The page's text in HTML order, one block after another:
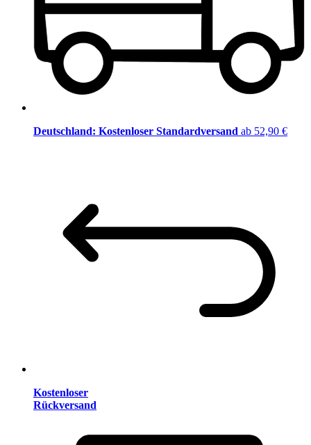
Deutschland: Kostenloser Standardversand ab 52,90 €
Kostenloser
Rückversand